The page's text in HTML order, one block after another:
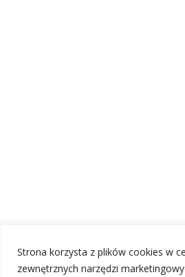
Strona korzysta z plików cookies w
zewnętrznych narzędzi